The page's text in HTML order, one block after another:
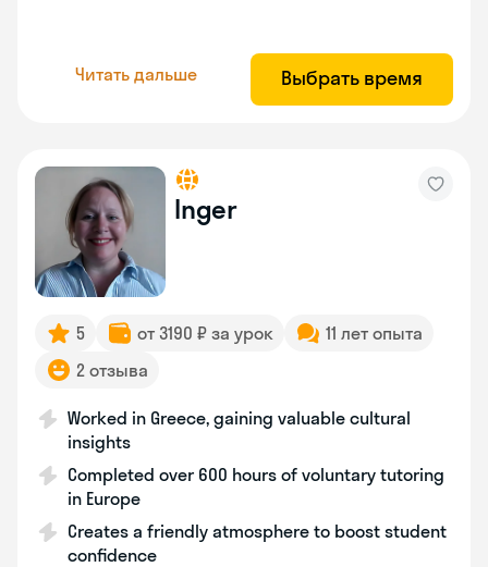
Читать дальше Выбрать время
Inger
5 от 3190 ₽ за урок
11 лет опыта
2 отзыва
Worked in Greece, gaining valuable cultural
insights
Completed over 600 hours of voluntary tutoring
in Europe
Creates a friendly atmosphere to boost student
confidence